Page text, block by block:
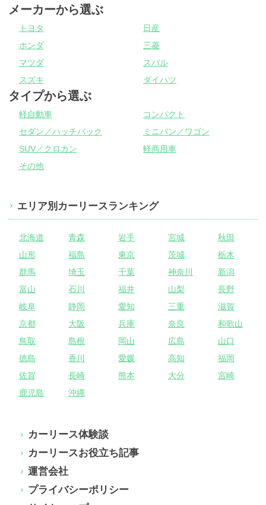
メーカーから選ぶ
トヨタ
日産
ホンダ
三菱
マツダ
スバル
スズキ
ダイハツ
タイプから選ぶ
軽自動車
コンパクト
セダン／ハッチバック
ミニバン／ワゴン
SUV／クロカン
軽商用車
その他
エリア別カーリースランキング
北海道 青森 岩手 宮城
秋田
山形
福島 東京 茨城
栃木
群馬
埼玉 千葉 神奈川
新潟
富山
石川 福井 山梨
長野
岐阜
静岡 愛知 三重
滋賀
京都
大阪 兵庫 奈良
和歌山
鳥取
島根 岡山 広島
山口
徳島
香川 愛媛 高知
福岡
佐賀
長崎 熊本 大分
宮崎
鹿児島
沖縄
カーリース体験談
カーリースお役立ち記事
運営会社
プライバシーポリシー